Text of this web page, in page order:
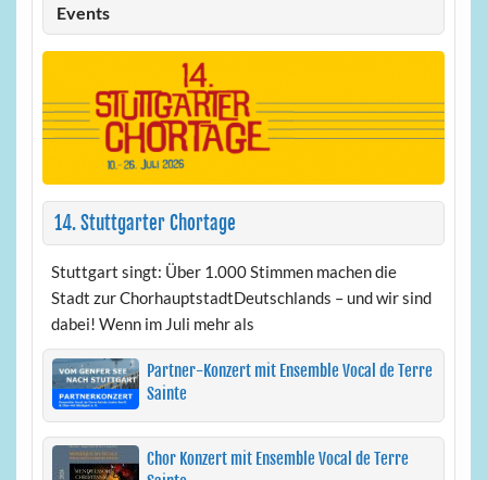
Events
14. Stuttgarter Chortage
Stuttgart singt: Über 1.000 Stimmen machen die
Stadt zur ChorhauptstadtDeutschlands – und wir sind
dabei! Wenn im Juli mehr als
Partner-Konzert mit Ensemble Vocal de Terre
Sainte
Chor Konzert mit Ensemble Vocal de Terre